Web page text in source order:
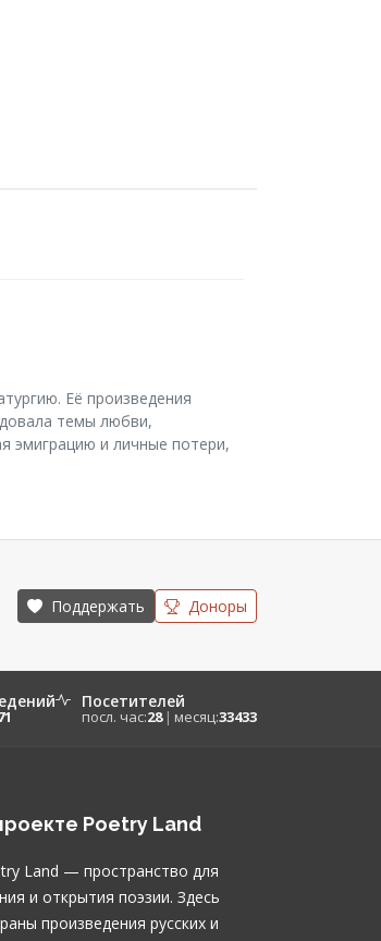
Её произведения
темы любви,
эмиграцию и личные потери,
Поддержать Доноры
Посетителей
посл. час:28 | месяц:33433
Poetry Land
Land — пространство для
и открытия поэзии. Здесь
произведения русских и